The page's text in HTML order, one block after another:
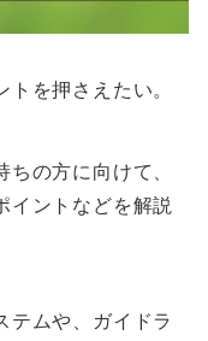
を押さえたい。
の方に向けて、
イントなどを解説
テムや、ガイドラ